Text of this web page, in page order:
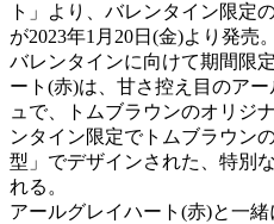
ト」より、バレンタイン限定
が2023年1月20日(金)より発売。
バレンタインに向けて期間限
ート(赤)は、甘さ控え目のア
ュで、トムブラウンのオリジ
ンタイン限定でトムブラウン
型」でデザインされた、特別
れる。
アールグレイハート(赤)と一